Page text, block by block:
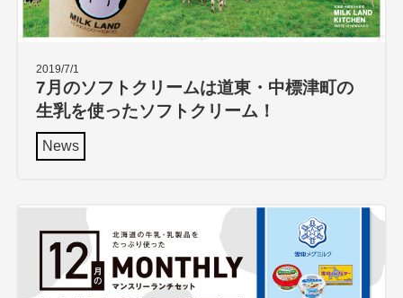
2019/7/1
7月のソフトクリームは道東・中標津町の
生乳を使ったソフトクリーム！
News